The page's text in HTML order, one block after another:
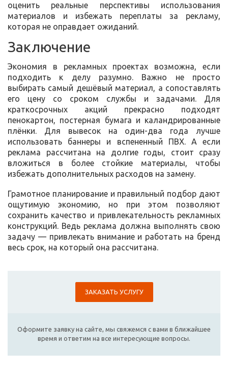
оценить реальные перспективы использования
материалов и избежать переплаты за рекламу,
которая не оправдает ожиданий.
Заключение
Экономия в рекламных проектах возможна, если
подходить к делу разумно. Важно не просто
выбирать самый дешёвый материал, а сопоставлять
его цену со сроком службы и задачами. Для
краткосрочных акций прекрасно подходят
пенокартон, постерная бумага и каландрированные
плёнки. Для вывесок на один-два года лучше
использовать баннеры и вспененный ПВХ. А если
реклама рассчитана на долгие годы, стоит сразу
вложиться в более стойкие материалы, чтобы
избежать дополнительных расходов на замену.
Грамотное планирование и правильный подбор дают
ощутимую экономию, но при этом позволяют
сохранить качество и привлекательность рекламных
конструкций. Ведь реклама должна выполнять свою
задачу — привлекать внимание и работать на бренд
весь срок, на который она рассчитана.
ЗАКАЗАТЬ УСЛУГУ
Оформите заявку на сайте, мы свяжемся с вами в ближайшее
время и ответим на все интересующие вопросы.